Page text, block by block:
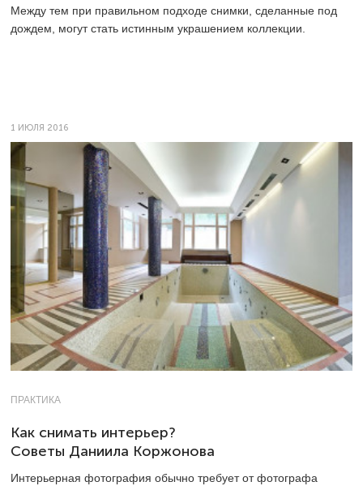
Между тем при правильном подходе снимки, сделанные под
дождем, могут стать истинным украшением коллекции.
1 ИЮЛЯ 2016
ПРАКТИКА
Как снимать интерьер?
Советы Даниила Коржонова
Интерьерная фотография обычно требует от фотографа